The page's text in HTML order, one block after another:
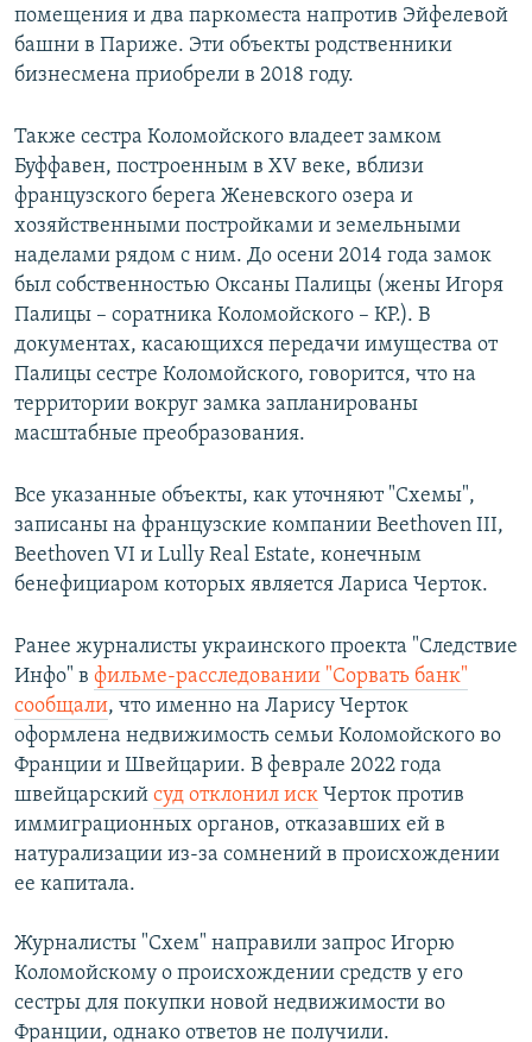
помещения и два паркоместа напротив Эйфелевой
башни в Париже. Эти объекты родственники
бизнесмена приобрели в 2018 году.
Также сестра Коломойского владеет замком
Буффавен, построенным в XV веке, вблизи
французского берега Женевского озера и
хозяйственными постройками и земельными
наделами рядом с ним. До осени 2014 года замок
был собственностью Оксаны Палицы (жены Игоря
Палицы – соратника Коломойского – КР.). В
документах, касающихся передачи имущества от
Палицы сестре Коломойского, говорится, что на
территории вокруг замка запланированы
масштабные преобразования.
Все указанные объекты, как уточняют "Схемы",
записаны на французские компании Beethoven ІІІ,
Beethoven VI и Lully Real Estate, конечным
бенефициаром которых является Лариса Черток.
Ранее журналисты украинского проекта "Следствие
Инфо" в фильме-расследовании "Сорвать банк"
сообщали, что именно на Ларису Черток
оформлена недвижимость семьи Коломойского во
Франции и Швейцарии. В феврале 2022 года
швейцарский суд отклонил иск Черток против
иммиграционных органов, отказавших ей в
натурализации из-за сомнений в происхождении
ее капитала.
Журналисты "Схем" направили запрос Игорю
Коломойскому о происхождении средств у его
сестры для покупки новой недвижимости во
Франции, однако ответов не получили.